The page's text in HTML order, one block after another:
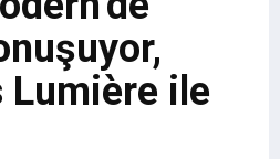
ile